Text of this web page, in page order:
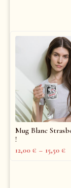
Mug Blanc
!
12,00 € – 15,50 €